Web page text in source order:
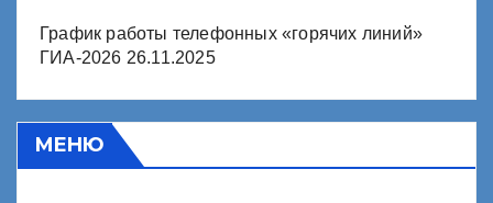
График работы телефонных «горячих линий»
ГИА-2026 26.11.2025
МЕНЮ